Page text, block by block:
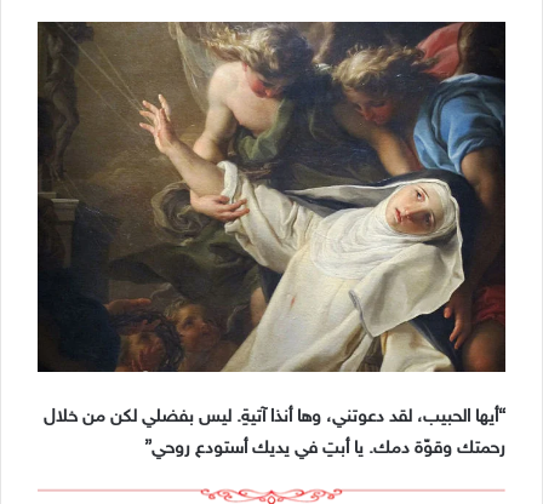
“أيها الحبيب، لقد دعوتني، وها أنذا آتيةِ. ليس بفضلي لكن من خلال
رحمتك وقوّة دمك. يا أبتِ في يديك أستودع روحي”